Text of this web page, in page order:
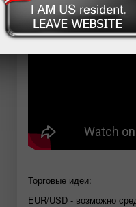
Торговые идеи:
EUR/USD - возможно